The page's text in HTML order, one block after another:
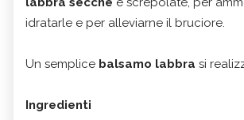
idratarle e per alleviarne il bruciore.
Un semplice balsamo labbra si
Ingredienti